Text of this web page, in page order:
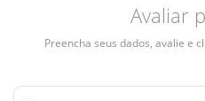
Avaliar
Preencha seus dados, avalie e